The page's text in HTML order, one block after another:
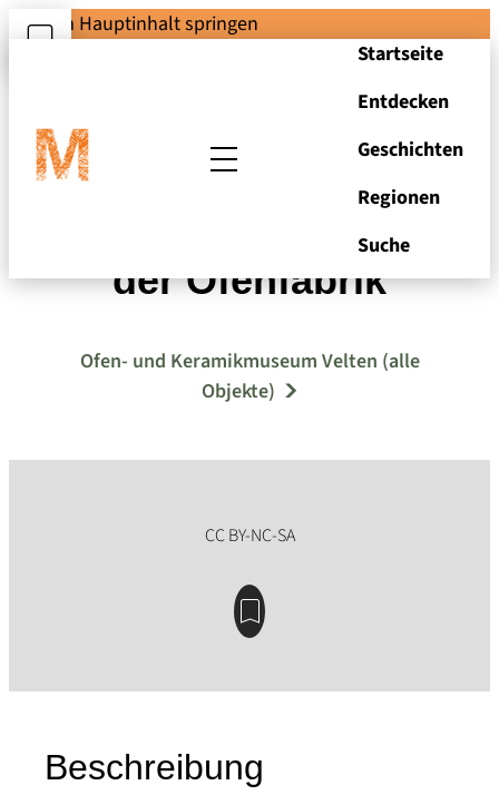
Zum Hauptinhalt springen
Startseite
Entdecken
Geschichten
Regionen
Suche
Foto: Malwerkstatt
der Ofenfabrik
Ofen- und Keramikmuseum Velten (alle
Objekte)
Beschreibung